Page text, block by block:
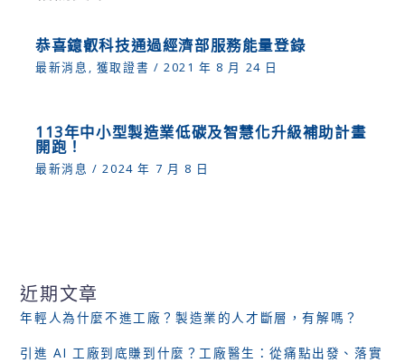
恭喜鐿叡科技通過經濟部服務能量登錄
最新消息 , 獲取證書 / 2021 年 8 月 24 日
113年中小型製造業低碳及智慧化升級補助計畫
開跑！
最新消息 /2024 年 7 月 8 日
近期文章
年輕人為什麼不進工廠？製造業的人才斷層，有解嗎？
引進 AI 工廠到底賺到什麼？工廠醫生：從痛點出發、落實